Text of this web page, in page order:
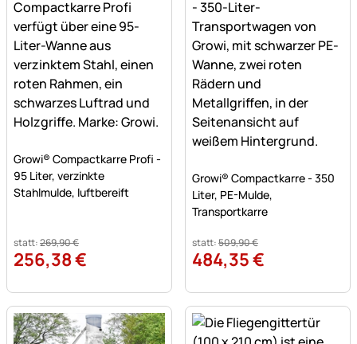
Noch keine Bewertungen abgegeben
Growi® Compactkarre Profi -
95 Liter, verzinkte
Stahlmulde, luftbereift
statt:269,90€
256,38€
Growi® Compactkarre - 350
Liter, PE-Mulde,
Transportkarre
statt:509,90€
484,35€